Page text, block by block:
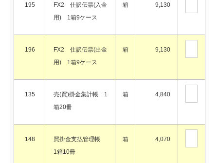
195
FX2 仕訳伝票(入金
用) 1箱9ケース
箱 9,130
196
FX2 仕訳伝票(出金
用) 1箱9ケース
箱 9,130
135
売(買)掛金集計帳 1
箱20冊
箱 4,840
148
買掛金支払管理帳
1箱10冊
箱 4,070